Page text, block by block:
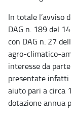
In totale l’avviso
DAG n. 189 del
con DAG n. 27
agro-climatico-
interesse da
presentate infatti
aiuto pari a circa
dotazione annua